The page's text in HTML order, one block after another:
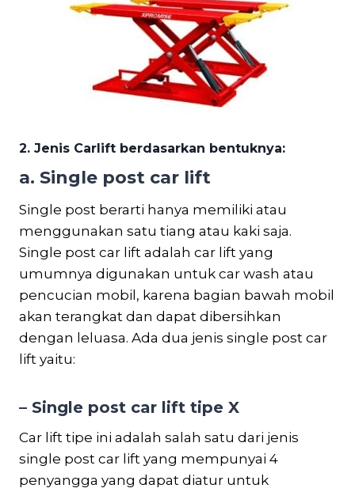
2. Jenis Carlift berdasarkan bentuknya:
a. Single post car lift
Single post berarti hanya memiliki atau
menggunakan satu tiang atau kaki saja.
Single post car lift adalah car lift yang
umumnya digunakan untuk car wash atau
pencucian mobil, karena bagian bawah mobil
akan terangkat dan dapat dibersihkan
dengan leluasa. Ada dua jenis single post car
lift yaitu:
– Single post car lift tipe X
Car lift tipe ini adalah salah satu dari jenis
single post car lift yang mempunyai 4
penyangga yang dapat diatur untuk